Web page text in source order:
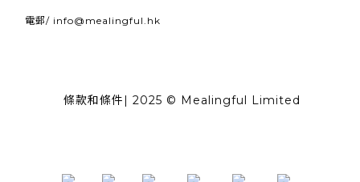
電郵/ info@mealingful.hk
條款和條件| 2025 © Mealingful Limited